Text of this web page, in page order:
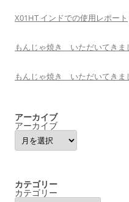
X01HT インドでの使用レポート
もんじゃ焼き いただいてきま
もんじゃ焼き いただいてきま
アーカイブ
アーカイブ
カテゴリー
カテゴリー